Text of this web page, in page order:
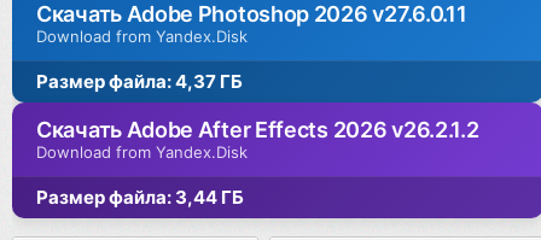
Скачать Adobe Photoshop 2026 v27.6.0.11
Download from Yandex.Disk
Размер файла: 4,37 ГБ
Скачать Adobe After Effects 2026 v26.2.1.2
Download from Yandex.Disk
Размер файла: 3,44 ГБ